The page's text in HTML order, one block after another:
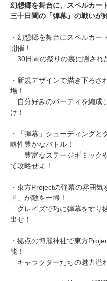
幻想郷を舞台に、スペルカー
三十日間の「弾幕」の戦いが
・幻想郷を舞台にスペルカ
開催！
30日間の祭りの裏に隠され
・新規デザインで描き下ろ
場！
自分好みのパーティを編成
け！
・「弾幕」シューティング
略性豊かなバトル！
豊富なステージギミックや
て攻略せよ！
・東方Projectの弾幕の雰囲
ド」が敵を一掃！
グレイズで巧に弾幕をすり
出せ！
・拠点の博麗神社で東方
能！
キャラクターたちの魅力溢